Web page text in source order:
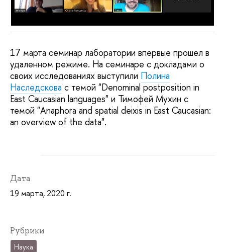
17 марта семинар лаборатории впервые прошел в
удаленном режиме. На семинаре с докладами о
своих исследованиях выступили Полина
Наследскова с темой "Denominal postposition in
East Caucasian languages" и Тимофей Мухин с
темой "Anaphora and spatial deixis in East Caucasian:
an overview of the data".
Дата
19 марта, 2020 г.
Рубрики
Наука